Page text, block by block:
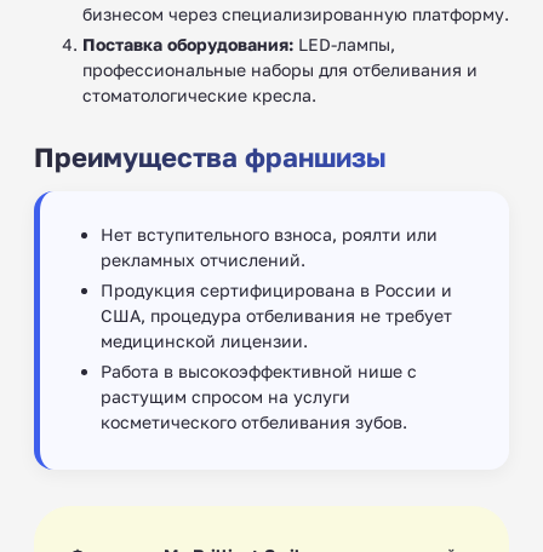
бизнесом через специализированную платформу.
Поставка оборудования: LED-лампы,
профессиональные наборы для отбеливания и
стоматологические кресла.
Преимущества франшизы
Нет вступительного взноса, роялти или
рекламных отчислений.
Продукция сертифицирована в России и
США, процедура отбеливания не требует
медицинской лицензии.
Работа в высокоэффективной нише с
растущим спросом на услуги
косметического отбеливания зубов.